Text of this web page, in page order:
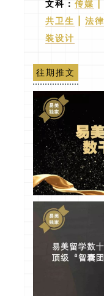
文科： 传媒
共卫生
法律
装设计
往期推文